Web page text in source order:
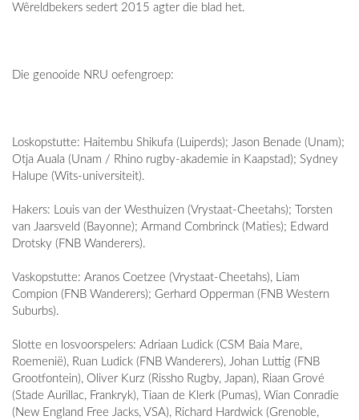
Wêreldbekers sedert 2015 agter die blad het.
Die genooide NRU oefengroep:
Loskopstutte: Haitembu Shikufa (Luiperds); Jason Benade (Unam);
Otja Auala (Unam / Rhino rugby-akademie in Kaapstad); Sydney
Halupe (Wits-universiteit).
Hakers: Louis van der Westhuizen (Vrystaat-Cheetahs); Torsten
van Jaarsveld (Bayonne); Armand Combrinck (Maties); Edward
Drotsky (FNB Wanderers).
Vaskopstutte: Aranos Coetzee (Vrystaat-Cheetahs), Liam
Compion (FNB Wanderers); Gerhard Opperman (FNB Western
Suburbs).
Slotte en losvoorspelers: Adriaan Ludick (CSM Baia Mare,
Roemenië), Ruan Ludick (FNB Wanderers), Johan Luttig (FNB
Grootfontein), Oliver Kurz (Rissho Rugby, Japan), Riaan Grové
(Stade Aurillac, Frankryk), Tiaan de Klerk (Pumas), Wian Conradie
(New England Free Jacks, VSA), Richard Hardwick (Grenoble,